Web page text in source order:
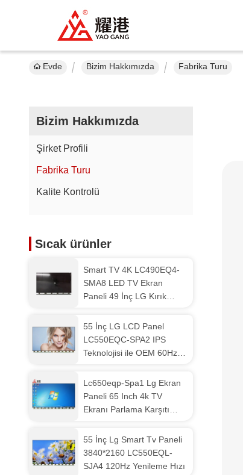
Evde Bizim Hakkımızda Fabrika Turu
Bizim Hakkımızda
Şirket Profili
Fabrika Turu
Kalite Kontrolü
Sıcak ürünler
Smart TV 4K LC490EQ4-
SMA8 LED TV Ekran
Paneli 49 İnç LG Kırık
55 İnç LG LCD Panel
LC550EQC-SPA2 IPS
Teknolojisi ile OEM 60Hz
Lc650eqp-Spa1 Lg Ekran
Paneli 65 Inch 4k TV
Ekranı Parlama Karşıtı
55 İnç Lg Smart Tv Paneli
3840*2160 LC550EQL-
SJA4 120Hz Yenileme Hızı